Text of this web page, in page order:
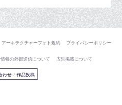
アーキテクチャーフォト規約 プライバシーポリシー
報の外部送信について 広告掲載について
わせ / 作品投稿